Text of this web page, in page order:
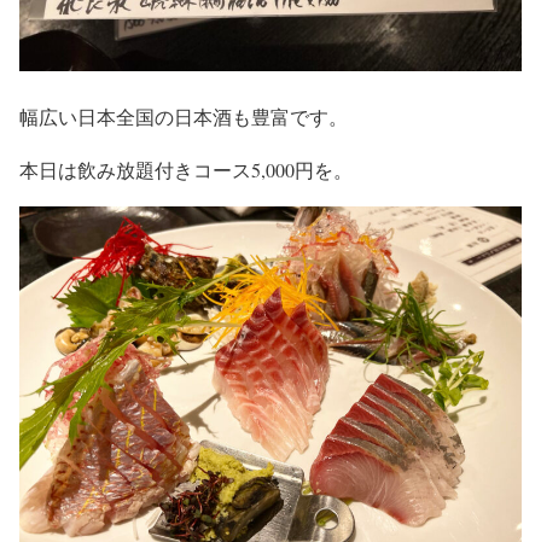
幅広い日本全国の日本酒も豊富です。
本日は飲み放題付きコース5,000円を。